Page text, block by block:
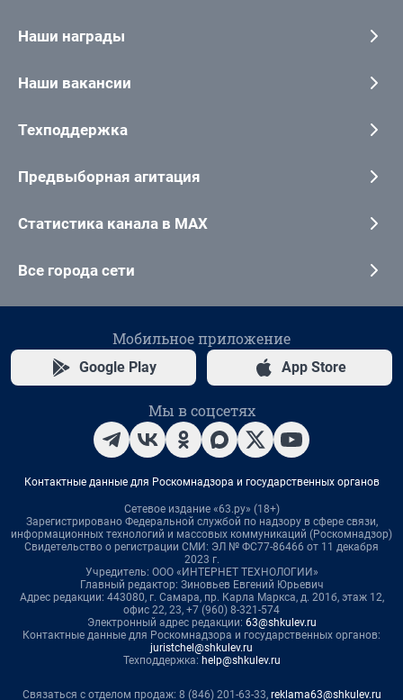
Наши награды
Наши вакансии
Техподдержка
Предвыборная агитация
Статистика канала в MAX
Все города сети
Мобильное приложение
Google Play App Store
Мы в соцсетях
Контактные данные для Роскомнадзора и государственных органов
Сетевое издание «63.ру» (18+)
Зарегистрировано Федеральной службой по надзору в сфере связи,
информационных технологий и массовых коммуникаций (Роскомнадзор)
Свидетельство о регистрации СМИ: ЭЛ № ФС77-86466 от 11 декабря
2023 г.
Учредитель: ООО «ИНТЕРНЕТ ТЕХНОЛОГИИ»
Главный редактор: Зиновьев Евгений Юрьевич
Адрес редакции: 443080, г. Самара, пр. Карла Маркса, д. 201б, этаж 12,
офис 22, 23, +7 (960) 8-321-574
Электронный адрес редакции: 63@shkulev.ru
Контактные данные для Роскомнадзора и государственных органов:
juristchel@shkulev.ru
Техподдержка: help@shkulev.ru
Связаться с отделом продаж: 8 (846) 201-63-33, reklama63@shkulev.ru